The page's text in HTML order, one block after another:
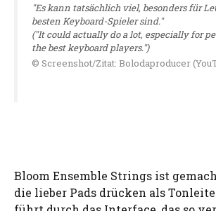
"Es kann tatsächlich viel, besonders für
besten Keyboard-Spieler sind."
("It could actually do a lot, especially for
the best keyboard players.")
© Screenshot/Zitat: Bolodaproducer
Bloom Ensemble Strings ist
die lieber Pads drücken als